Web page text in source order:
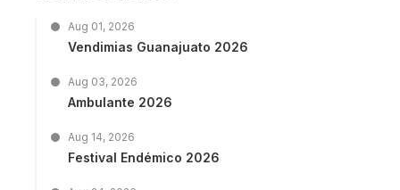
Aug 01, 2026
Vendimias Guanajuato 2026
Aug 03, 2026
Ambulante 2026
Aug 14, 2026
Festival Endémico 2026